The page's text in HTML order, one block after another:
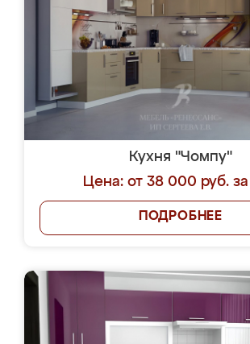
Кухня "Чомпу"
Цена: от 38 000 руб.
ПОДРОБНЕЕ